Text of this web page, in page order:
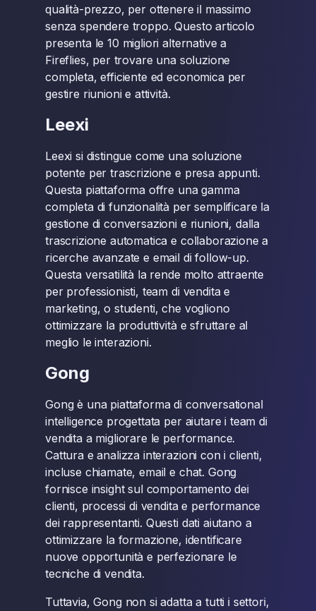
qualità-prezzo, per ottenere il massimo
senza spendere troppo. Questo articolo
presenta le 10 migliori alternative a
Fireflies, per trovare una soluzione
completa, efficiente ed economica per
gestire riunioni e attività.
Leexi
Leexi si distingue come una soluzione
potente per trascrizione e presa appunti.
Questa piattaforma offre una gamma
completa di funzionalità per semplificare la
gestione di conversazioni e riunioni, dalla
trascrizione automatica e collaborazione a
ricerche avanzate e email di follow-up.
Questa versatilità la rende molto attraente
per professionisti, team di vendita e
marketing, o studenti, che vogliono
ottimizzare la produttività e sfruttare al
meglio le interazioni.
Gong
Gong è una piattaforma di conversational
intelligence progettata per aiutare i team di
vendita a migliorare le performance.
Cattura e analizza interazioni con i clienti,
incluse chiamate, email e chat. Gong
fornisce insight sul comportamento dei
clienti, processi di vendita e performance
dei rappresentanti. Questi dati aiutano a
ottimizzare la formazione, identificare
nuove opportunità e perfezionare le
tecniche di vendita.
Tuttavia, Gong non si adatta a tutti i settori,